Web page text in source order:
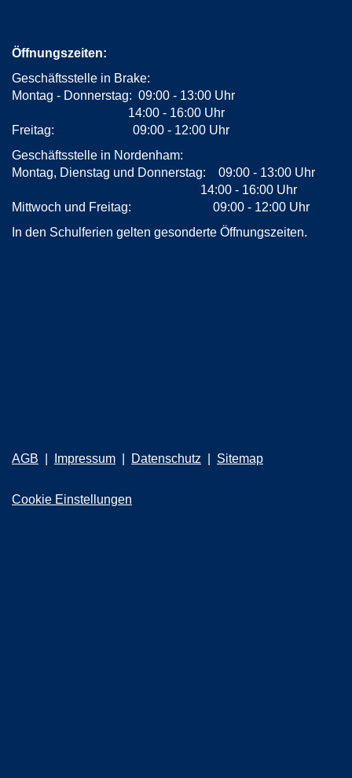
Öffnungszeiten:
Geschäftsstelle in Brake:
Montag - Donnerstag: 09:00 - 13:00 Uhr
14:00 - 16:00 Uhr
Freitag: 09:00 - 12:00 Uhr
Geschäftsstelle in Nordenham:
Montag, Dienstag und Donnerstag: 09:00 - 13:00 Uhr
14:00 - 16:00 Uhr
Mittwoch und Freitag: 09:00 - 12:00 Uhr
In den Schulferien gelten gesonderte Öffnungszeiten.
AGB Impressum Datenschutz Sitemap
Cookie Einstellungen